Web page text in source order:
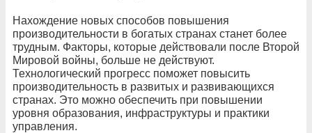
Нахождение новых способов повышения
производительности в богатых странах станет более
трудным. Факторы, которые действовали после Второй
Мировой войны, больше не действуют.
Технологический прогресс поможет повысить
производительность в развитых и развивающихся
странах. Это можно обеспечить при повышении
уровня образования, инфраструктуры и практики
управления.